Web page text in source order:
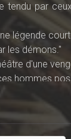
tendu par
légende
les démons."
d'une
hommes